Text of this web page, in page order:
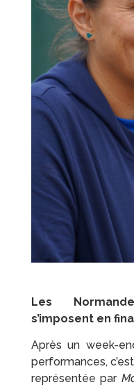
Les
s’imposent en
Après un week-
performances, c’est
représentée par